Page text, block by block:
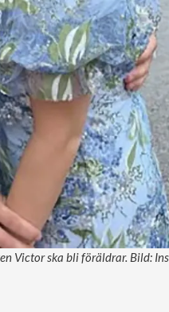
Victor ska bli föräldrar. Bild: